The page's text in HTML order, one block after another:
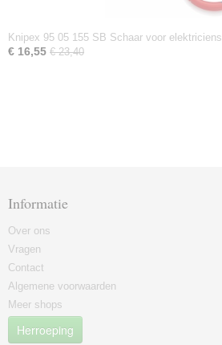
Knipex 95 05 155 SB Schaar voor elektriciens
€ 16,55 € 23,40
Informatie
Over ons
Vragen
Contact
Algemene voorwaarden
Meer shops
Herroeping